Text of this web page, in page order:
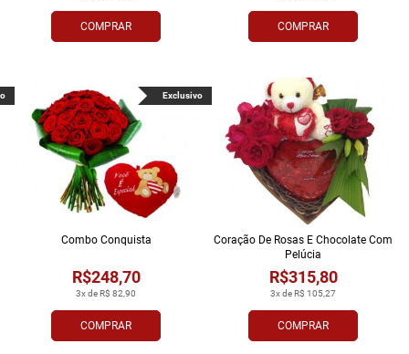
COMPRAR COMPRAR
COMPRAR
3x de R$ 82,90
R$248,70
Combo Conquista
Exclusivo
COMPRAR
3x de R$ 105,27
R$315,80
Coração De Rosas E Chocolate Com
Pelúcia